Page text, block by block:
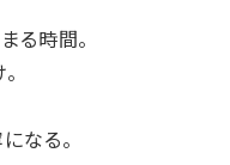
る時間。
なる。